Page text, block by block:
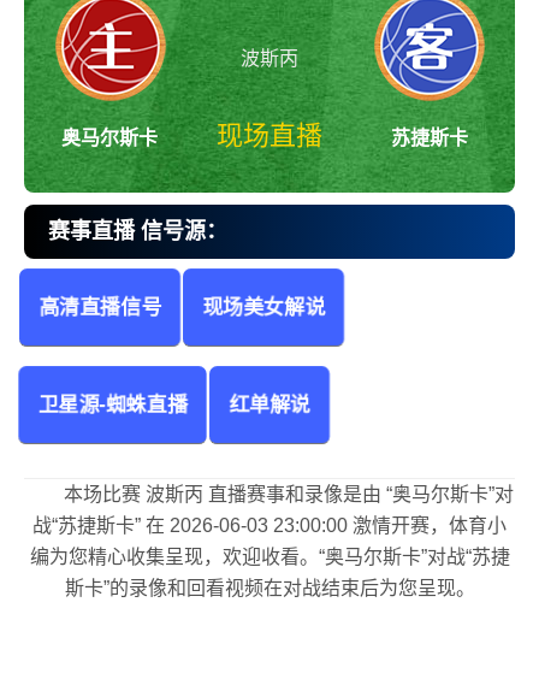
奥马尔斯卡
23:00:00
波斯丙
现场直播 苏捷斯卡
奥马尔斯卡vs苏捷斯卡 波斯丙
赛事直播 信号源：
高清直播信号 现场美女解说
卫星源-蜘蛛直播 红单解说
本场比赛 波斯丙 直播赛事和录像是由 “奥马尔斯卡”对
战“苏捷斯卡” 在 2026-06-03 23:00:00 激情开赛，体育小
编为您精心收集呈现，欢迎收看。“奥马尔斯卡”对战“苏捷
斯卡”的录像和回看视频在对战结束后为您呈现。